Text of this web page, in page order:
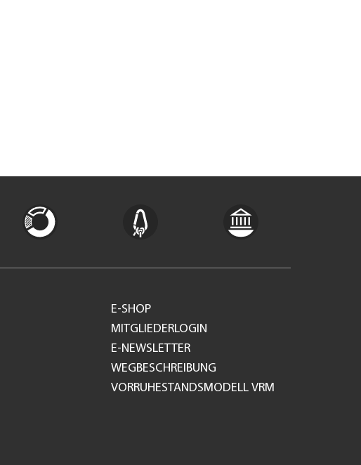
E-SHOP
MITGLIEDERLOGIN
E-NEWSLETTER
WEGBESCHREIBUNG
VORRUHESTANDSMODELL VRM